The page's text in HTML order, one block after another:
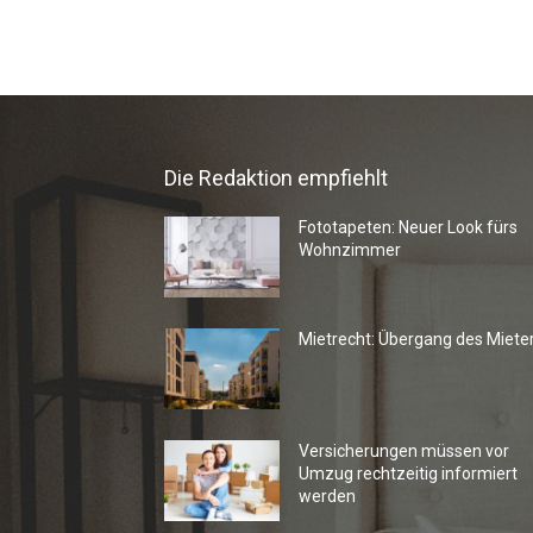
Die Redaktion empfiehlt
Fototapeten: Neuer Look fürs
Wohnzimmer
Mietrecht: Übergang des
Versicherungen müssen vor
Umzug rechtzeitig informiert
werden